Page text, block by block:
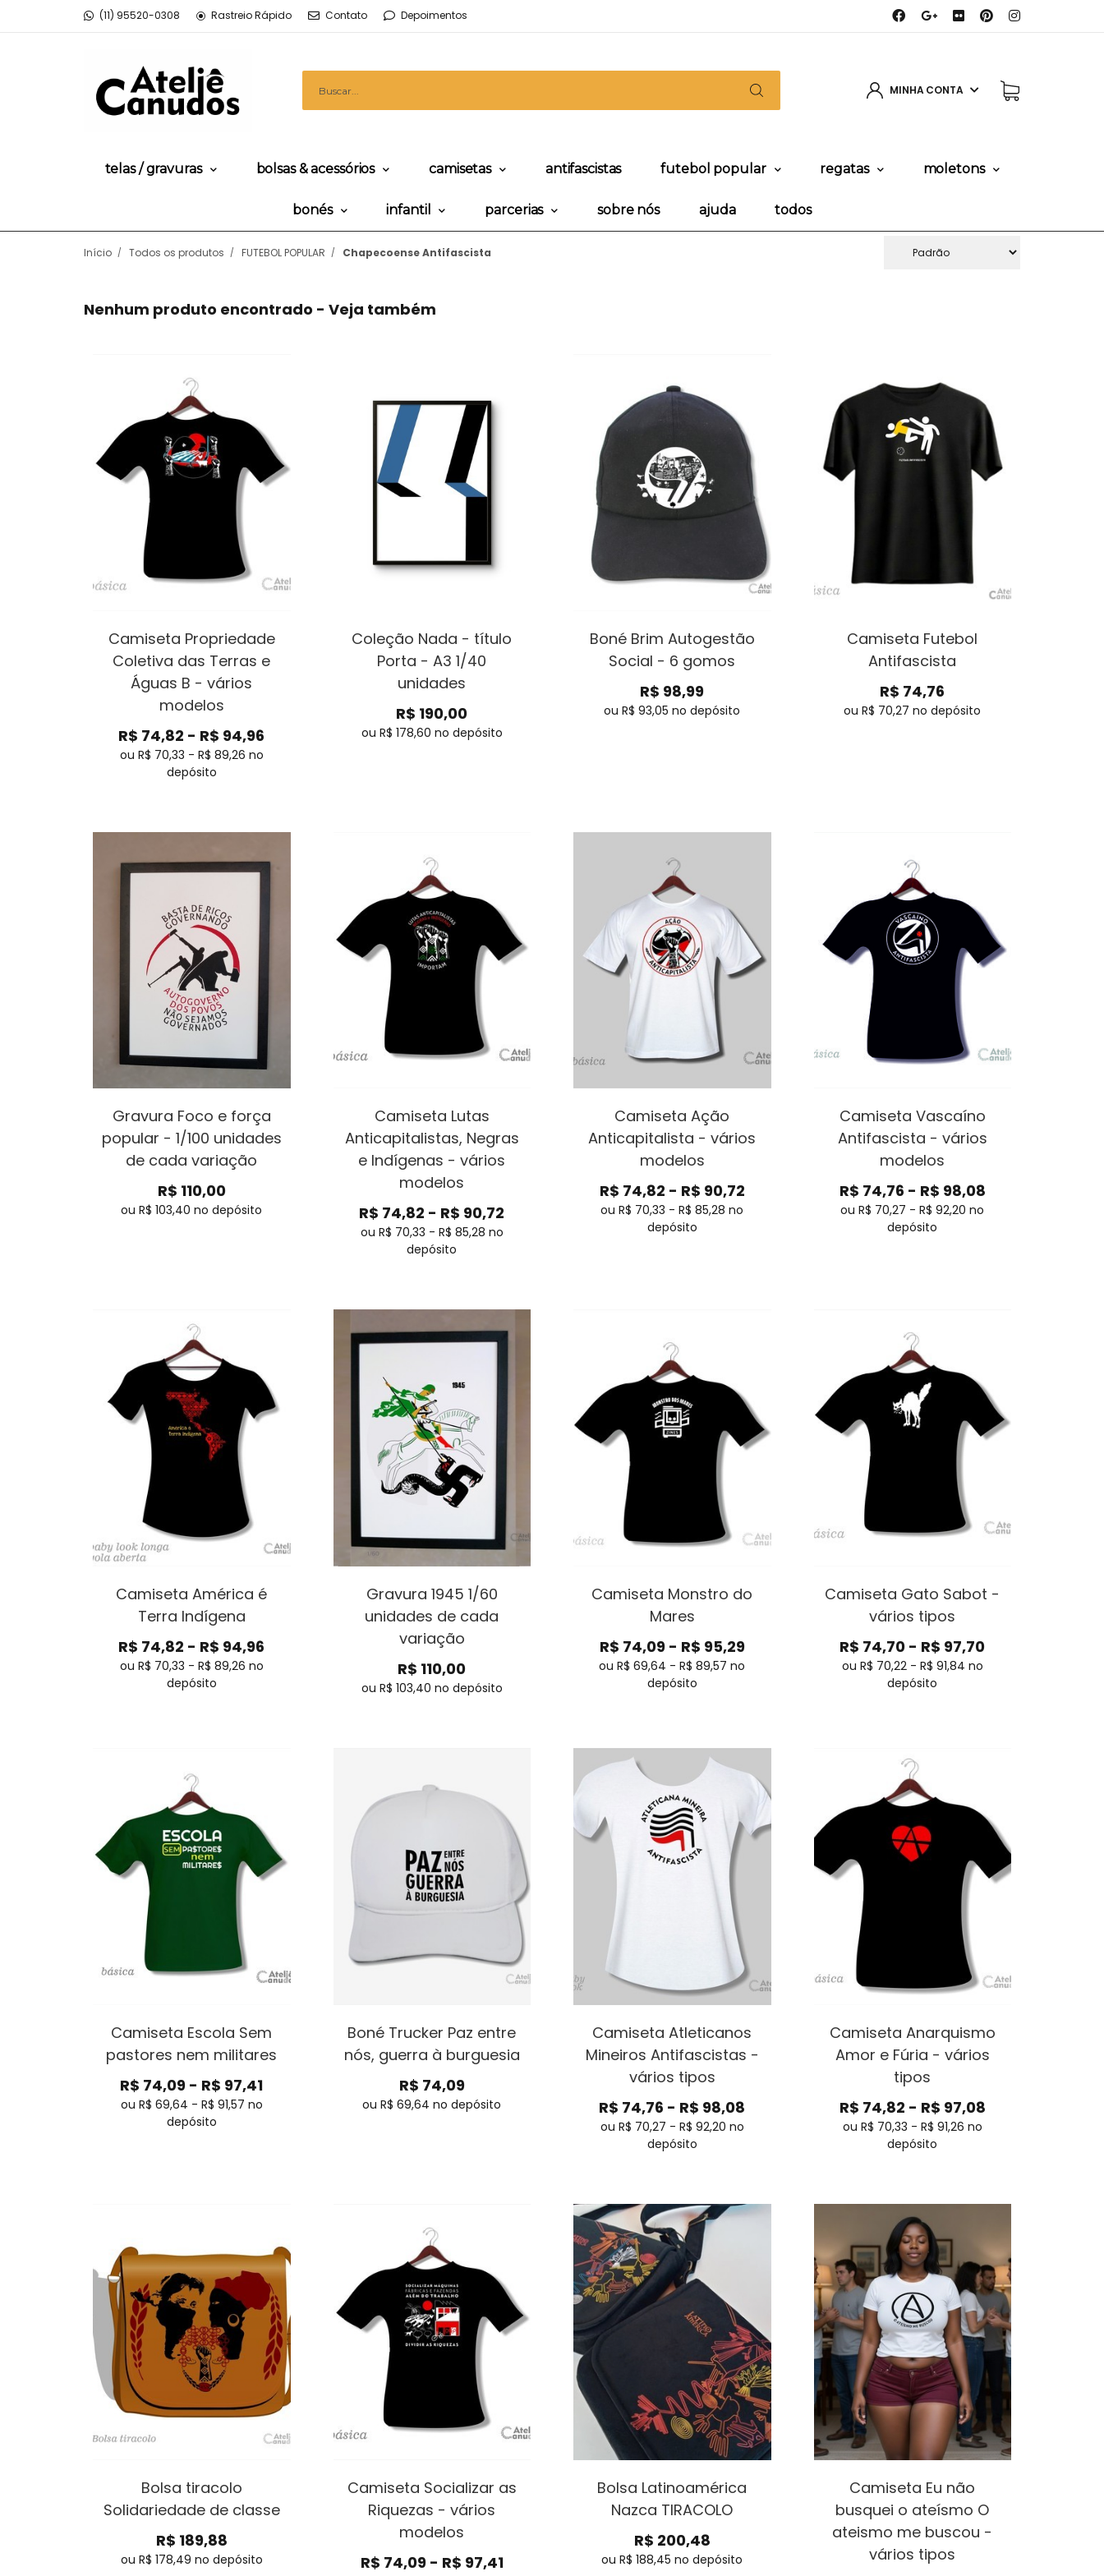
(11) 95520-0308 Rastreio Rápido Contato Depoimentos
MINHA CONTA
telas / gravuras bolsas & acessórios camisetas antifascistas futebol popular regatas moletons
bonés infantil parcerias sobre nós ajuda todos
Início Todos os produtos FUTEBOL POPULAR Chapecoense Antifascista
Nenhum produto encontrado - Veja também
Camiseta Propriedade
Coletiva das Terras e
Águas B - vários
modelos
R$ 74,82 - R$ 94,96
ou R$ 70,33 - R$ 89,26 no
depósito
Coleção Nada - título
Porta - A3 1/40
unidades
R$ 190,00
ou R$ 178,60 no depósito
Boné Brim Autogestão
Social - 6 gomos
R$ 98,99
ou R$93,05 no depósito
Camiseta Futebol
Antifascista
R$ 74,76
ou R$ 70,27 no depósito
Gravura Foco e força
popular - 1/100 unidades
de cada variação
R$ 110,00
ou R$103,40 no depósito
Camiseta Lutas
Anticapitalistas, Negras
e Indígenas - vários
modelos
R$ 74,82 - R$ 90,72
ou R$ 70,33 - R$ 85,28 no
depósito
Camiseta Ação
Anticapitalista - vários
modelos
R$ 74,82 - R$ 90,72
ou R$ 70,33 - R$85,28 no
depósito
Camiseta Vascaíno
Antifascista - vários
modelos
R$ 74,76 - R$ 98,08
ou R$ 70,27 - R$92,20 no
depósito
Camiseta América é
Terra Indígena
R$ 74,82 - R$ 94,96
ou R$ 70,33 - R$ 89,26 no
depósito
Gravura 1945 1/60
unidades de cada
variação
R$ 110,00
ou R$ 103,40 no depósito
Camiseta Monstro do
Mares
R$ 74,09 - R$ 95,29
ou R$69,64 - R$89,57 no
depósito
Camiseta Gato Sabot -
vários tipos
R$ 74,70 - R$ 97,70
ou R$ 70,22 - R$ 91,84 no
depósito
Camiseta Escola Sem
pastores nem militares
R$ 74,09 - R$ 97,41
ou R$ 69,64 - R$ 91,57 no
depósito
Boné Trucker Paz entre
nós, guerra à burguesia
R$ 74,09
ou R$69,64 no depósito
Camiseta Atleticanos
Mineiros Antifascistas -
vários tipos
R$ 74,76 - R$ 98,08
ou R$ 70,27 - R$ 92,20 no
depósito
Camiseta Anarquismo
Amor e Fúria - vários
tipos
R$ 74,82 - R$ 97,08
ou R$ 70,33 - R$ 91,26 no
depósito
Bolsa tiracolo
Solidariedade de classe
R$ 189,88
ou R$ 178,49 no depósito
Camiseta Socializar as
Riquezas - vários
modelos
R$ 74,09 - R$ 97,41
Bolsa Latinoamérica
Nazca TIRACOLO
R$ 200,48
ou R$188,45 no depósito
Camiseta Eu não
busquei o ateísmo O
ateismo me buscou -
vários tipos